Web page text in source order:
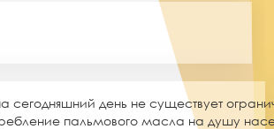
сегодняшний день не существует
пальмового масла на душу